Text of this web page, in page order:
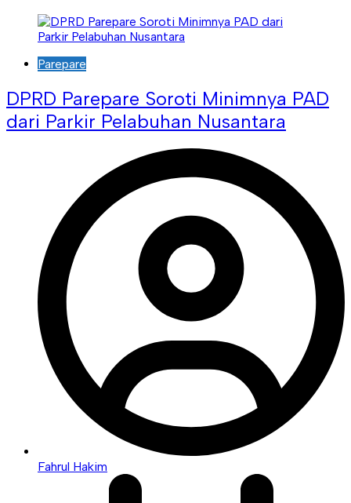
Parepare
DPRD Parepare Soroti Minimnya PAD
dari Parkir Pelabuhan Nusantara
Fahrul Hakim